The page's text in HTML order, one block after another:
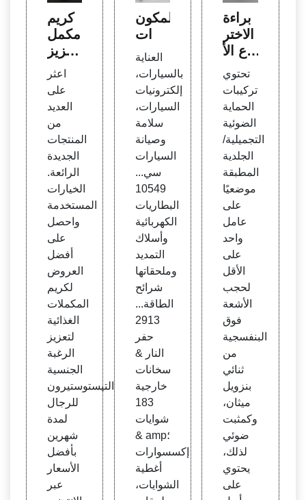
كريم
مكمل
تعزيز
الرغبة
الجنس
ية لتع
زيز ه
رمون
التس
توست
يرون
اعثر
على
العديد
من
المنتجات
الجديدة
الرائعة.
الخيارات
المستخدمة
واحصل
على
أفضل
العروض
لكريم
المكملات
الغذائية
لتعزيز
الرغبة
الجنسية
التيستوستيرون
للرجال
لمدة
شهرين
بأفضل
الأسعار
عبر
المكون
ات
العناية
بالسيارات،
إلكترونيات
السيارات،
سلامة
وصيانة
السيارات
سي...
10549
البطاريات
الكهربائية
وأسلاك
التمديد
وملحقاتها
شرائح
الطاقة...
2913
حفر
النار &
سخانات
خارجية
183
شوايات
& amp؛
إكسسوارات
أغطية
الشوايات،
براءة
الاختر
اع الأ
ة رقم
7,36
4,72
1. الت
ثبيت ا
لضوئ
ي
تحتوي
تركيبات
الحماية
الضوئية
التجميلية/
الجلدية
المطبقة
موضعيًا
على
عامل
واحد
على
الأقل
لحجب
الأشعة
فوق
البنفسجية
من
ثنائي
بنزويل
ميثان،
وكمثبت
ضوئي
لذلك،
يحتوي
على